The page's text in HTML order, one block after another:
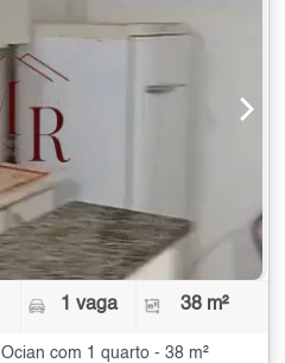
1 vaga 38 m²
com 1 quarto - 38 m²